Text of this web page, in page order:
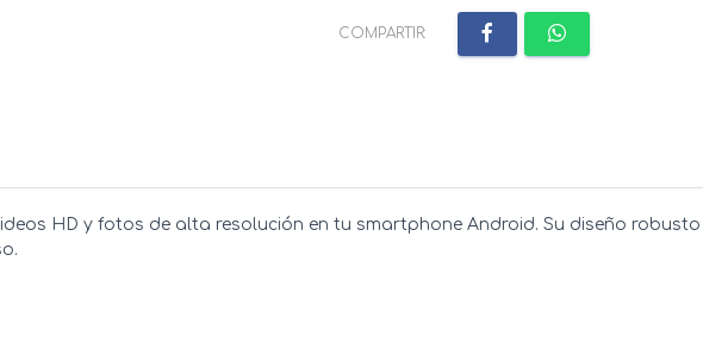
COMPARTIR:
HD y fotos de alta resolución en tu smartphone Android. Su diseño